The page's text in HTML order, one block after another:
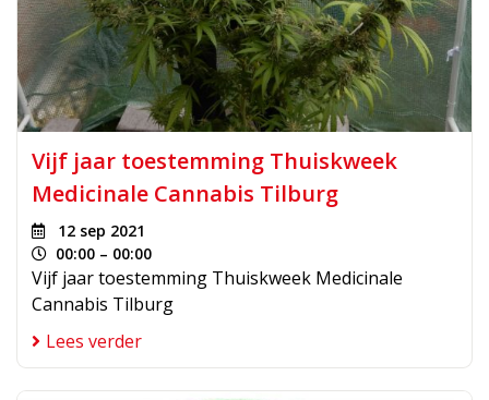
Vijf jaar toestemming Thuiskweek
Medicinale Cannabis Tilburg
12 sep 2021
00:00 – 00:00
Vijf jaar toestemming Thuiskweek Medicinale
Cannabis Tilburg
Lees verder